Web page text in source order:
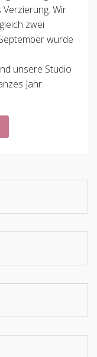
Wir
zwei
wurde
unsere Studio
Jahr.